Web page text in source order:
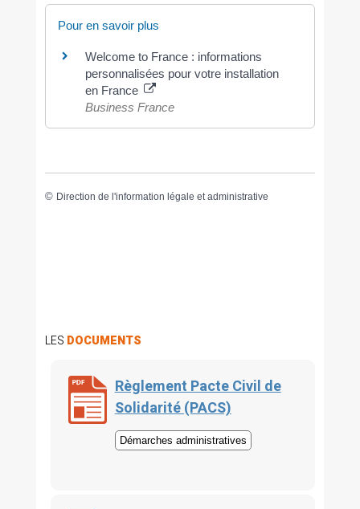
Pour en savoir plus
Welcome to France : informations
personnalisées pour votre installation
en France
Business France
© Direction de l'information légale et administrative
LES DOCUMENTS
Règlement Pacte Civil de
Solidarité (PACS)
Démarches administratives